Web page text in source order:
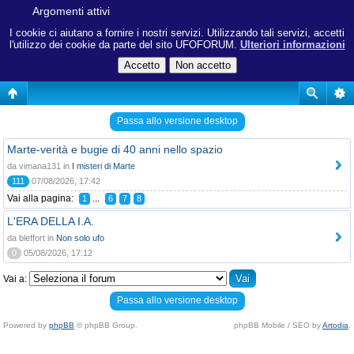
I cookie ci aiutano a fornire i nostri servizi. Utilizzando tali servizi, accetti
l'utilizzo dei cookie da parte del sito UFOFORUM. Ulteriori informazioni
Argomenti attivi
Passa allo versione desktop
Marte-verità e bugie di 40 anni nello spazio
da vimana131 in I misteri di Marte
111
07/08/2026, 17:42
Vai alla pagina: 1 ... 6 7 8
L'ERA DELLA I.A.
da bleffort in Non solo ufo
0
05/08/2026, 17:12
Vai a:
Passa allo versione desktop
Powered by phpBB © phpBB Group. phpBB Mobile / SEO byArtodia